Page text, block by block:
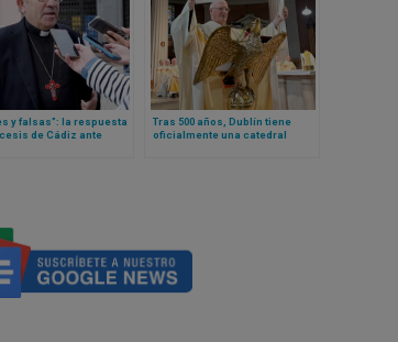
y falsas”: la respuesta
de Cádiz ante
Tras 500 años, Dublín tiene
oficialmente una catedral